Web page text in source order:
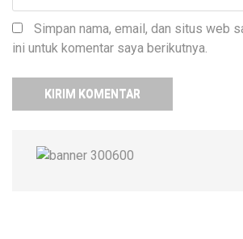
Simpan nama, email, dan situs web
ini untuk komentar saya berikutnya.